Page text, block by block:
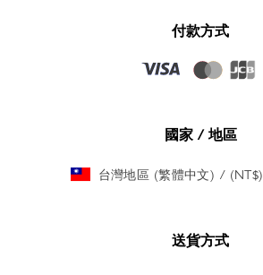
付款方式
國家 / 地區
台灣地區 (繁體中文) / (NT$)
送貨方式